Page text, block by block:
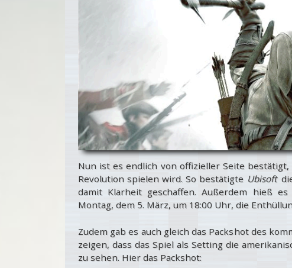
Nun ist es endlich von offizieller Seite bestätigt,
Revolution spielen wird. So bestätigte Ubisoft
damit Klarheit geschaffen. Außerdem hieß
Montag, dem 5. März, um 18:00 Uhr, die
Zudem gab es auch gleich das Packshot des
zeigen, dass das Spiel als Setting die
zu sehen. Hier das Packshot: